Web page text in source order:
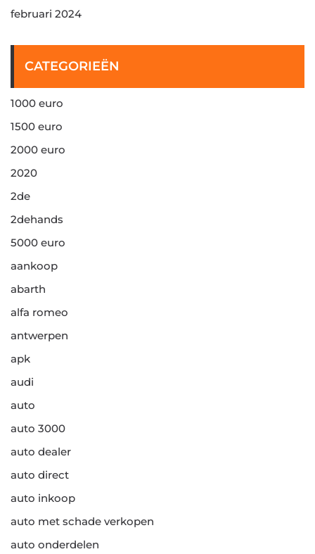
februari 2024
CATEGORIEËN
1000 euro
1500 euro
2000 euro
2020
2de
2dehands
5000 euro
aankoop
abarth
alfa romeo
antwerpen
apk
audi
auto
auto 3000
auto dealer
auto direct
auto inkoop
auto met schade verkopen
auto onderdelen